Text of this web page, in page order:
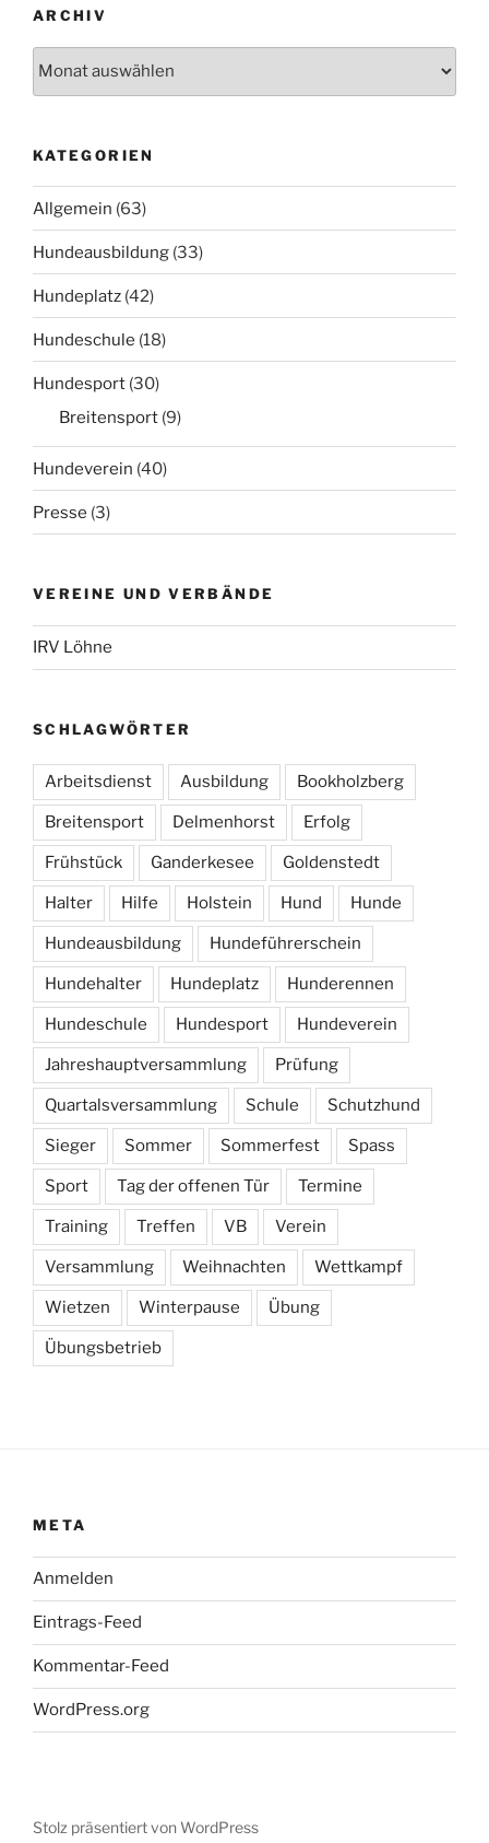
ARCHIV
KATEGORIEN
Allgemein (63)
Hundeausbildung (33)
Hundeplatz (42)
Hundeschule (18)
Hundesport (30)
Breitensport (9)
Hundeverein (40)
Presse (3)
VEREINE UND VERBÄNDE
IRV Löhne
SCHLAGWÖRTER
Arbeitsdienst Ausbildung Bookholzberg
Breitensport Delmenhorst Erfolg
Frühstück Ganderkesee Goldenstedt
Halter Hilfe Holstein Hund Hunde
Hundeausbildung Hundeführerschein
Hundehalter Hundeplatz Hunderennen
Hundeschule Hundesport Hundeverein
Jahreshauptversammlung Prüfung
Quartalsversammlung Schule Schutzhund
Sieger Sommer Sommerfest Spass
Sport Tag der offenen Tür Termine
Training Treffen VB Verein
Versammlung Weihnachten Wettkampf
Wietzen Winterpause Übung
Übungsbetrieb
META
Anmelden
Eintrags-Feed
Kommentar-Feed
WordPress.org
Stolz präsentiert von WordPress